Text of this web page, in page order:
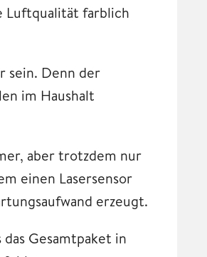
Luftqualität farblich
sein. Denn der
im Haushalt
aber trotzdem nur
einen Lasersensor
erzeugt.
Gesamtpaket in